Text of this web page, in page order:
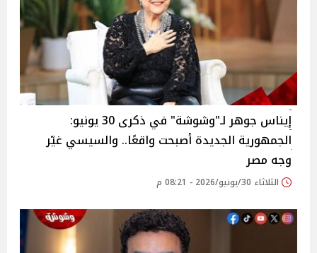
إيناس جوهر لـ"وشوشة" في ذكرى 30 يونيو:
الجمهورية الجديدة أصبحت واقعًا.. والسيسي غيّر
وجه مصر
الثلاثاء 30/يونيو/2026 - 08:21 م